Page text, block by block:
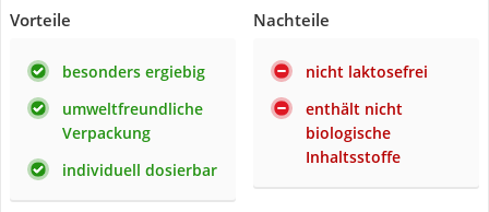
Vorteile
besonders ergiebig
umweltfreundliche
Verpackung
individuell dosierbar
Nachteile
nicht laktosefrei
enthält nicht
biologische
Inhaltsstoffe